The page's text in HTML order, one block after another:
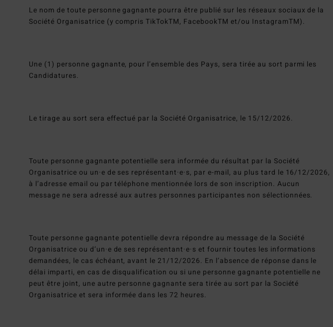
Le nom de toute personne gagnante pourra être publié sur les réseaux sociaux de la
Société Organisatrice (y compris TikTokTM, FacebookTM et/ou InstagramTM).
Une (1) personne gagnante, pour l’ensemble des Pays, sera tirée au sort parmi les
Candidatures.
Le tirage au sort sera effectué par la Société Organisatrice, le 15/12/2026.
Toute personne gagnante potentielle sera informée du résultat par la Société
Organisatrice ou un·e de ses représentant·e·s, par e-mail, au plus tard le 16/12/2026,
à l’adresse email ou par téléphone mentionnée lors de son inscription. Aucun
message ne sera adressé aux autres personnes participantes non sélectionnées.
Toute personne gagnante potentielle devra répondre au message de la Société
Organisatrice ou d’un·e de ses représentant·e·s et fournir toutes les informations
demandées, le cas échéant, avant le 21/12/2026. En l’absence de réponse dans le
délai imparti, en cas de disqualification ou si une personne gagnante potentielle ne
peut être joint, une autre personne gagnante sera tirée au sort par la Société
Organisatrice et sera informée dans les 72 heures.